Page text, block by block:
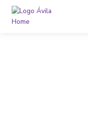
contenido